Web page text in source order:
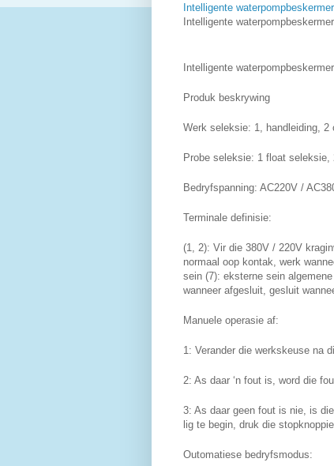
Intelligente waterpompbeskermer
Intelligente waterpompbeskermer
Intelligente waterpompbeskermer
Produk beskrywing
Werk seleksie: 1, handleiding, 2
Probe seleksie: 1 float
Bedryfspanning: AC220V /
Terminale definisie:
(1, 2): Vir die 380V / 220V
normaal oop kontak, werk
sein (7): eksterne sein
wanneer afgesluit, gesluit
Manuele operasie af:
1: Verander die werkskeuse na
2: As daar ‘n fout is, word die
3: As daar geen fout is nie, is
lig te begin, druk die
Outomatiese bedryfsmodus: